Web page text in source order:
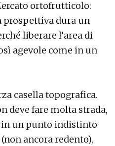
ortofrutticolo:
prospettiva dura un
liberare l’area di
agevole come in un
casella topografica.
deve fare molta strada,
un punto indistinto
ancora redento),